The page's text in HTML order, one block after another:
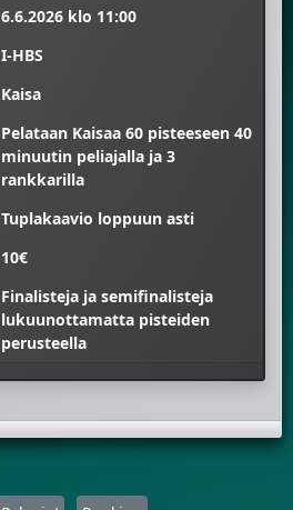
6.6.2026 klo 11:00
I-HBS
Kaisa
Pelataan Kaisaa 60 pisteeseen 40
minuutin peliajalla ja 3
rankkarilla
Tuplakaavio loppuun asti
10€
Finalisteja ja semifinalisteja
lukuunottamatta pisteiden
perusteella